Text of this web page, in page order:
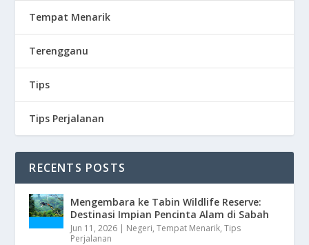
Tempat Menarik
Terengganu
Tips
Tips Perjalanan
RECENTS POSTS
Mengembara ke Tabin Wildlife Reserve:
Destinasi Impian Pencinta Alam di Sabah
Jun 11, 2026 | Negeri,Tempat Menarik,Tips
Perjalanan